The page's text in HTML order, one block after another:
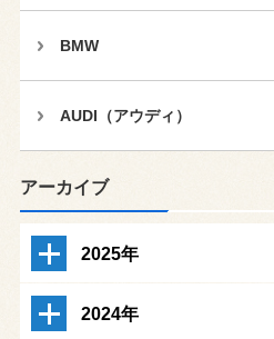
BMW
AUDI（アウディ）
アーカイブ
2025年
2024年